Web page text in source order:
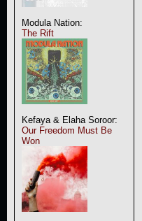
Modula Nation:
The Rift
Kefaya & Elaha Soroor:
Our Freedom Must Be
Won